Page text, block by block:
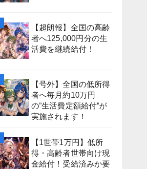
【超朗報】全国の高齢
者へ125,000円分の生
活費を継続給付！
【号外】全国の低所得
者へ毎月約10万円
の”生活費定額給付”が
実施されます！
【1世帯1万円】低所
得・高齢者世帯向け現
金給付！受給済みか要